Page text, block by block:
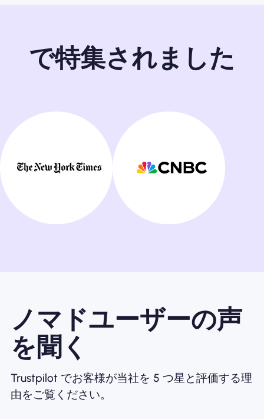
で特集されました
ノマドユーザーの声
を聞く
Trustpilot でお客様が当社を 5 つ星と評価する理
由をご覧ください。